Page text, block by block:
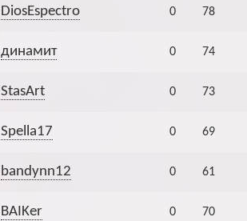
DiosEspectro 0 78
динамит 0 74
StasArt 0 73
Spella17 0 69
bandynn12 0 61
BAIKer 0 70